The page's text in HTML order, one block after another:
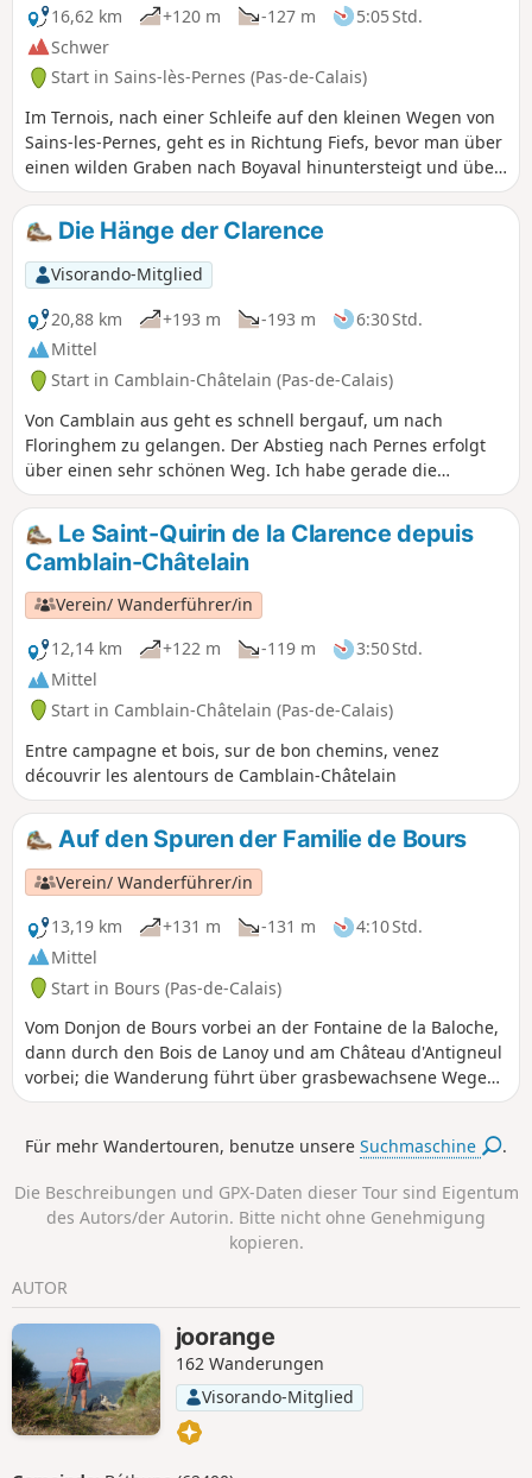
16,62 km
+120 m -127 m
5:05 Std.
Schwer
Start in Sains-lès-Pernes (Pas-de-Calais)
Im Ternois, nach einer Schleife auf den kleinen Wegen von
Sains-les-Pernes, geht es in Richtung Fiefs, bevor man über
einen wilden Graben nach Boyaval hinuntersteigt und über
den Chemin Vert, der regelmäßig gepflegt werden sollte,
nach Sains-les-Pernes zurückkehrt. Wählen Sie möglichst
eine trockene Jahreszeit, da einige Abschnitte schwierig
sind. Es ist eine schwierige Strecke, da die Wege tückisch
sind und man aufmerksam sein muss, um die Eingänge zu
bestimmten Pfaden nicht zu verpassen.
Die Hänge der Clarence
Visorando-Mitglied
20,88 km
+193 m -193 m
6:30 Std.
Mittel
Start in Camblain-Châtelain (Pas-de-Calais)
Von Camblain aus geht es schnell bergauf, um nach
Floringhem zu gelangen. Der Abstieg nach Pernes erfolgt
über einen sehr schönen Weg. Ich habe gerade die
Durchquerung von Pernes geändert und nutze nun andere
kleine Wege. Erst hinter Marest wird es etwas komplizierter,
da einige Wegabschnitte recht matschig sein können
(allerdings haben sich die Wege in letzter Zeit deutlich
verbessert). Der Rückweg führt über den Mont Duquenne.
Le Saint-Quirin de la Clarence depuis
Camblain-Châtelain
Verein/ Wanderführer/in
12,14 km
+122 m -119 m
3:50 Std.
Mittel
Start in Camblain-Châtelain (Pas-de-Calais)
Entre campagne et bois, sur de bon chemins, venez
découvrir les alentours de Camblain-Châtelain
Auf den Spuren der Familie de Bours
Verein/ Wanderführer/in
13,19 km
+131 m -131 m
4:10 Std.
Mittel
Start in Bours (Pas-de-Calais)
Vom Donjon de Bours vorbei an der Fontaine de la Baloche,
dann durch den Bois de Lanoy und am Château d'Antigneul
vorbei; die Wanderung führt über grasbewachsene Wege
mit sehr schöner Aussicht.
Für mehr Wandertouren, benutze unsereSuchmaschine .
Die Beschreibungen und GPX-Daten dieser Tour sind Eigentum
des Autors/der Autorin. Bitte nicht ohne Genehmigung
kopieren.
AUTOR
joorange
162 Wanderungen
Visorando-Mitglied